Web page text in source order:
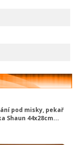
pod misky, pekař
Shaun 44x28cm...